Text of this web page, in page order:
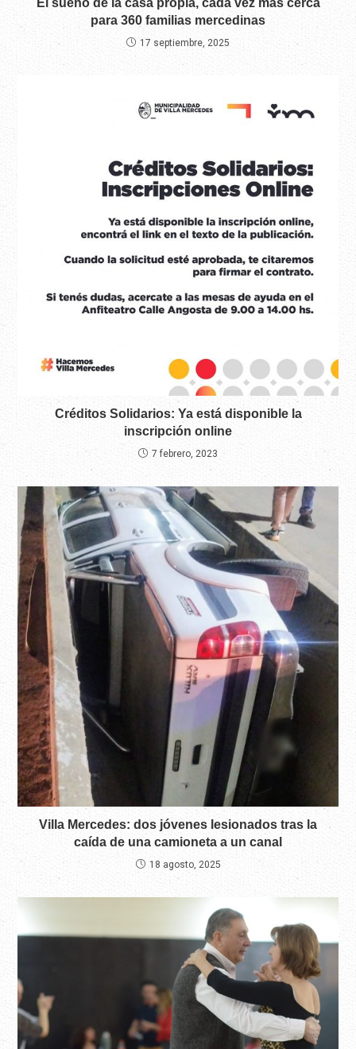
para 360 familias mercedinas
17 septiembre, 2025
Créditos Solidarios: Ya está disponible la
inscripción online
7 febrero, 2023
Villa Mercedes: dos jóvenes lesionados tras la
caída de una camioneta a un canal
18 agosto, 2025